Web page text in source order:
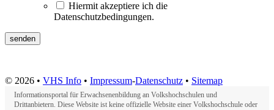
Hiermit akzeptiere ich die
Datenschutzbedingungen.
© 2026 • VHS Info • Impressum-Datenschutz • Sitemap
Informationsportal für Erwachsenenbildung an Volkshochschulen und
Drittanbietern. Diese Website ist keine offizielle Website einer Volkshochschule oder